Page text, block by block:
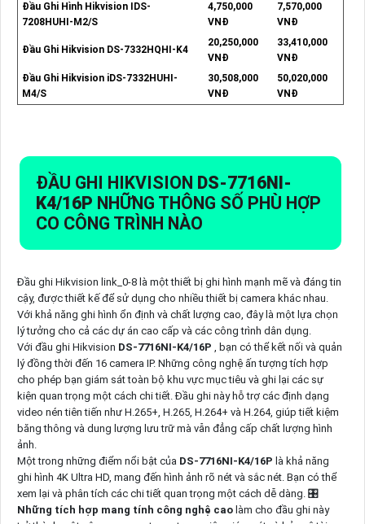
Đầu Ghi Hình Hikvision IDS-
7208HUHI-M2/S
4,750,000
VNĐ
7,570,000
VNĐ
Đầu Ghi Hikvision DS-7332HQHI-K4
20,250,000
VNĐ
33,410,000
VNĐ
Đầu Ghi Hikvision iDS-7332HUHI-
M4/S
30,508,000
VNĐ
50,020,000
VNĐ
ĐẦU GHI HIKVISION DS-7716NI-
K4/16P NHỮNG THÔNG SỐ PHÙ HỢP
CO CÔNG TRÌNH NÀO
Đầu ghi Hikvision link_0-8 là một thiết bị ghi hình mạnh mẽ và đáng tin
cậy, được thiết kế để sử dụng cho nhiều thiết bị camera khác nhau.
Với khả năng ghi hình ổn định và chất lượng cao, đây là một lựa chọn
lý tưởng cho cả các dự án cao cấp và các công trình dân dụng.
Với đầu ghi Hikvision DS-7716NI-K4/16P
, bạn có thể kết nối và quản
lý đồng thời đến 16 camera IP. Những công nghệ ấn tượng tích hợp
cho phép bạn giám sát toàn bộ khu vực mục tiêu và ghi lại các sự
kiện quan trọng một cách chi tiết. Đầu ghi này hỗ trợ các định dạng
video nén tiên tiến như H.265+, H.265, H.264+ và H.264, giúp tiết kiệm
băng thông và dung lượng lưu trữ mà vẫn đẳng cấp chất lượng hình
ảnh.
Một trong những điểm nổi bật của DS-7716NI-K4/16P là khả năng
ghi hình 4K Ultra HD, mang đến hình ảnh rõ nét và sắc nét. Bạn có thể
xem lại và phân tích các chi tiết quan trọng một cách dễ dàng. 🎛
Những tích hợp mang tính công nghệ caolàm cho đầu ghi này